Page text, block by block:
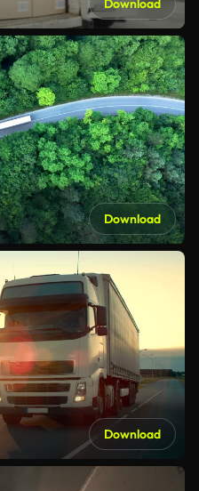
Download
Download
Download